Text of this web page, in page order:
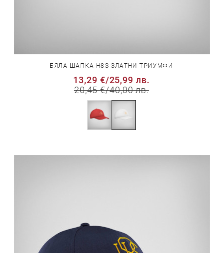
БЯЛА ШАПКА H8S ЗЛАТНИ ТРИУМФИ
13,29 €/25,99 лв.
20,45 €/40,00 лв.